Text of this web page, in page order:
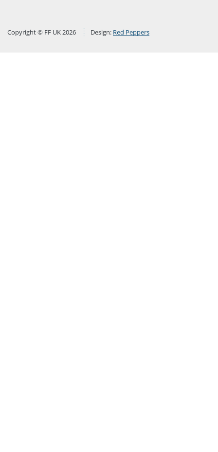
Copyright © FF UK 2026 Design: Red Peppers